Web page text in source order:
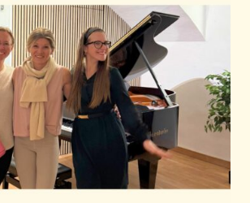
WIEN